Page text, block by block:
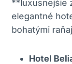
**luxusnejšie
elegantné
bohatými
Hotel